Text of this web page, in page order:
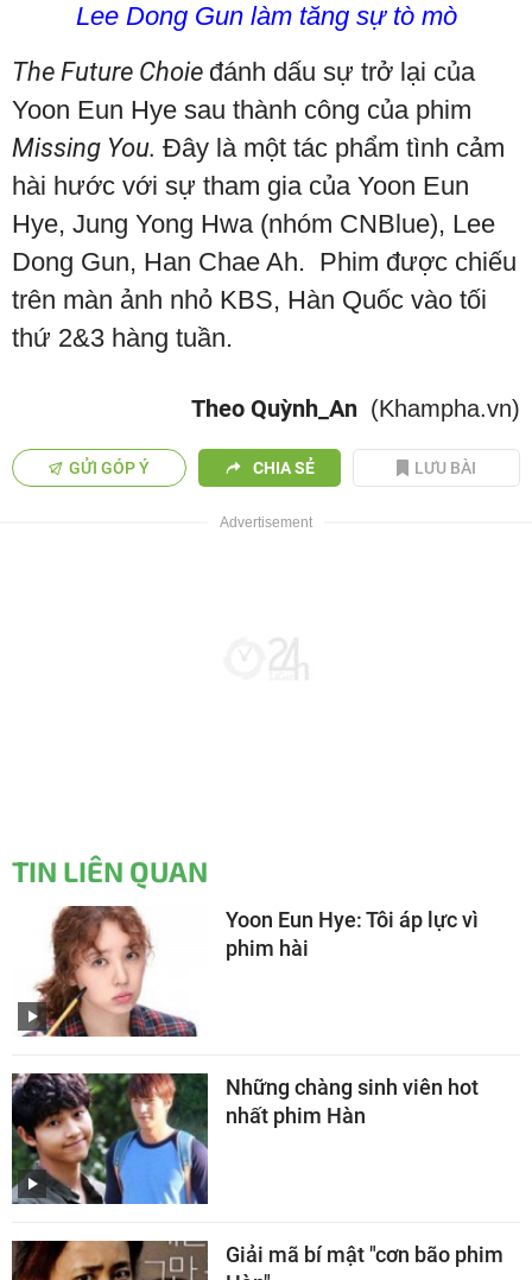
Lee Dong Gun làm tăng sự tò mò
The Future Choie đánh dấu sự trở lại của
Yoon Eun Hye sau thành công của phim
Missing You. Đây là một tác phẩm tình cảm
hài hước với sự tham gia của Yoon Eun
Hye, Jung Yong Hwa (nhóm CNBlue), Lee
Dong Gun, Han Chae Ah. Phim được chiếu
trên màn ảnh nhỏ KBS, Hàn Quốc vào tối
thứ 2&3 hàng tuần.
Theo Quỳnh_An (Khampha.vn)
GỬI GÓP Ý CHIA SẺ LƯU BÀI
TIN LIÊN QUAN
Yoon Eun Hye: Tôi áp lực vì
phim hài
Những chàng sinh viên hot
nhất phim Hàn
Giải mã bí mật "cơn bão phim